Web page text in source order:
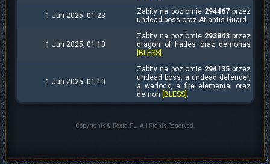
1 Jun 2025, 01:23 Zabity na poziomie 294467przez
undead boss oraz Atlantis Guard.
1 Jun 2025, 01:13
Zabity na poziomie 293843przez
dragon of hades oraz demonas
[BLESS] .
1 Jun 2025, 01:10
Zabity na poziomie 294135przez
undead boss, a undead defender,
a warlock, a fire elemental oraz
demon
[BLESS] .
Copyrights © Rexia.PL. All Rights Reserved.